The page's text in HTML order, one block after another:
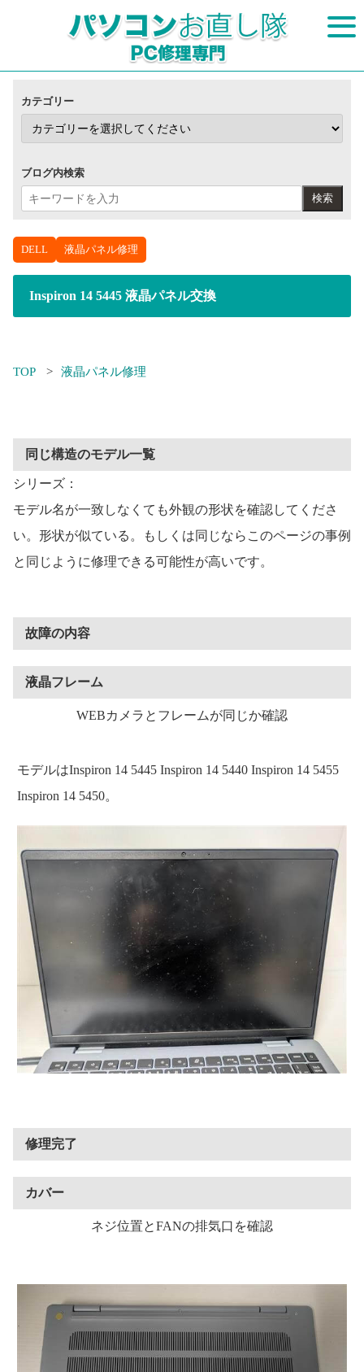
カテゴリー
ブログ内検索
検索
DELL 液晶パネル修理
Inspiron 14 5445 液晶パネル交換
TOP 液晶パネル修理
同じ構造のモデル一覧
シリーズ：
モデル名が一致しなくても外観の形状を確認してくださ
い。形状が似ている。もしくは同じならこのページの事例
と同じように修理できる可能性が高いです。
故障の内容
液晶フレーム
WEBカメラとフレームが同じか確認
モデルはInspiron 14 5445 Inspiron 14 5440 Inspiron 14 5455
Inspiron 14 5450。
修理完了
カバー
ネジ位置とFANの排気口を確認